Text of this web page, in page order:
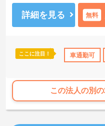
産休･育休･介護休暇取得実績あり
詳細を見る 無料
ここに注目！ 車通勤可
この法人の別